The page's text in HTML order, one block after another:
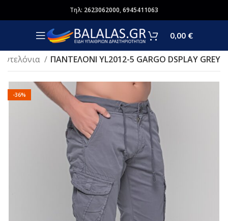
Τηλ: 2623062000,6945411063
0,00 €
ΠANΤΕΛΟΝΙ YL2012-5 GARGO DSPLAY GREY
-36%